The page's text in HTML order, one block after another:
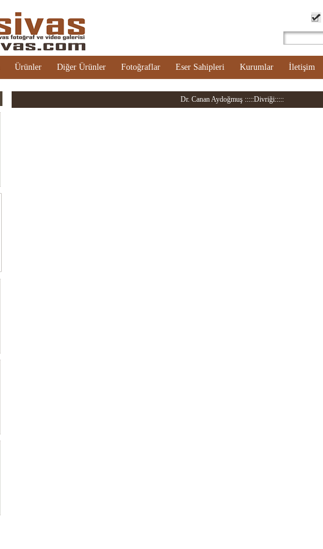
Ürünler Diğer Ürünler Fotoğraflar Eser Sahipleri Kurumlar İletişim
Dr. Canan Aydoğmuş :::::Divriği:::::